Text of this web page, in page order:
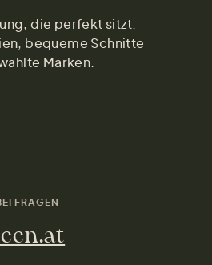
die perfekt sitzt.
bequeme Schnitte
Marken.
FRAGEN